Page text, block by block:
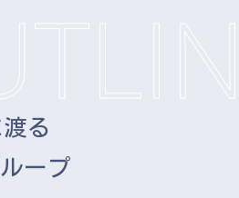
る
ープ